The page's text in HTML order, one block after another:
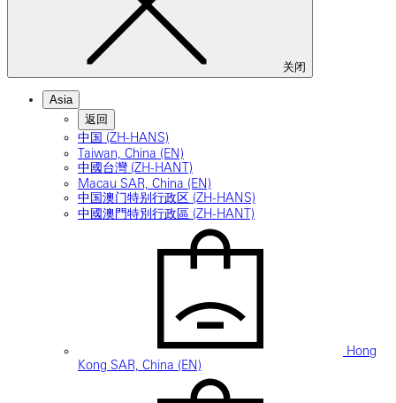
关闭
Asia
返回
中国 (ZH-HANS)
Taiwan, China (EN)
中國台灣 (ZH-HANT)
Macau SAR, China (EN)
中国澳门特别行政区 (ZH-HANS)
中國澳門特別行政區 (ZH-HANT)
Hong
Kong SAR, China (EN)